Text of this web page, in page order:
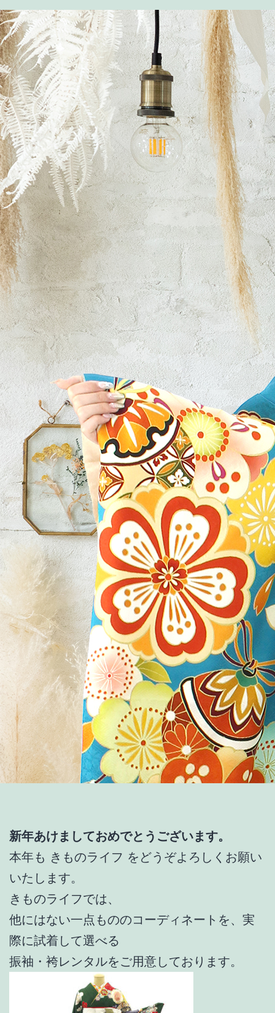
新年あけましておめでとうございます。
本年も きものライフ をどうぞよろしくお願い
いたします。
きものライフでは、
他にはない一点もののコーディネートを、実
際に試着して選べる
振袖・袴レンタルをご用意しております。